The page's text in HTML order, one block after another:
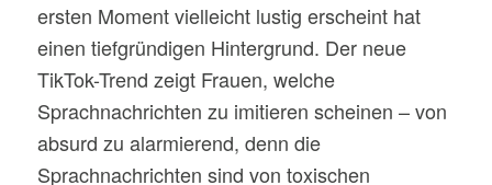
ersten Moment vielleicht lustig erscheint hat
einen tiefgründigen Hintergrund. Der neue
TikTok-Trend zeigt Frauen, welche
Sprachnachrichten zu imitieren scheinen – von
absurd zu alarmierend, denn die
Sprachnachrichten sind von toxischen